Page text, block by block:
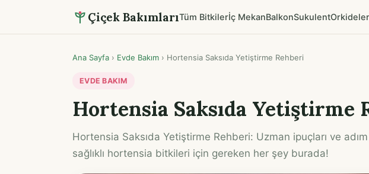
Çiçek BakımlarıTüm Bitkilerİç MekanBalkonSukulentOrkideler
Ana Sayfa › Evde Bakım › Hortensia Saksıda Yetiştirme Rehberi
EVDE BAKIM
Hortensia Saksıda Yetiştirme
Hortensia Saksıda Yetiştirme Rehberi: Uzman ipuçları ve
sağlıklı hortensia bitkileri için gereken her şey burada!